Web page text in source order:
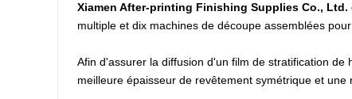
Xiamen After-printing Finishing Supplies Co.,
multiple et dix machines de découpe assemblées
Afin d'assurer la diffusion d'un film de stratification
meilleure épaisseur de revêtement symétrique et une